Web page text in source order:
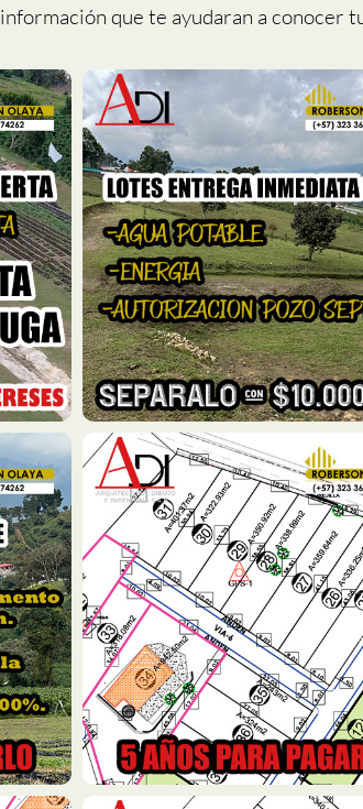
información que te ayudaran a conocer